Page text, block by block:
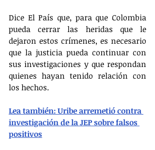
Dice El País que, para que Colombia
pueda cerrar las heridas que le
dejaron estos crímenes, es necesario
que la justicia pueda continuar con
sus investigaciones y que respondan
quienes hayan tenido relación con
los hechos.
Lea también: Uribe arremetió contra
investigación de la JEP sobre falsos
positivos